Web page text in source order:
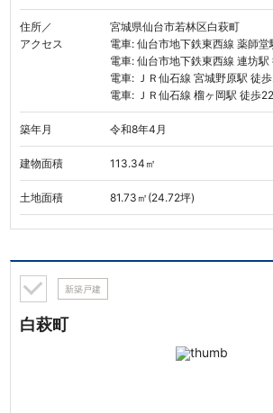
住所／
アクセス
宮城県仙台市若林区白萩町
電車: 仙台市地下鉄東西線 薬師堂
電車: 仙台市地下鉄東西線 連坊駅
電車: ＪＲ仙石線 宮城野原駅 徒
電車: ＪＲ仙石線 榴ヶ岡駅 徒歩
築年月 令和8年4月
建物面積 113.34㎡
土地面積 81.73㎡(24.72坪)
新築戸建
白萩町